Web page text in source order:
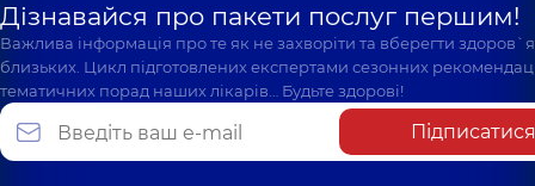
Дізнавайся про пакети послуг першим!
Важлива інформація про те як не захворіти та вберегти
близьких. Цикл підготовлених експертами сезонних
тематичних порад наших лікарів… Будьте здорові!
Підписатися